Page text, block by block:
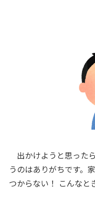
出かけようと思った
うのはありがちです。
つからない！ こんなと